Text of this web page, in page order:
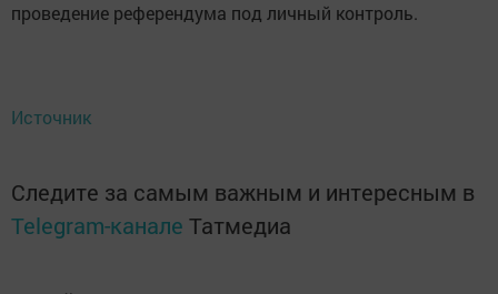
проведение референдума под личный контроль.
Источник
Следите за самым важным и интересным в
Telegram-канале Татмедиа